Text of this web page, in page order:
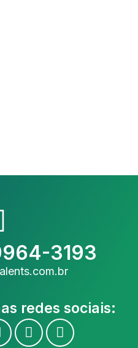
3193
redes sociais: